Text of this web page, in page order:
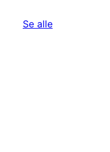
Se alleomtalene